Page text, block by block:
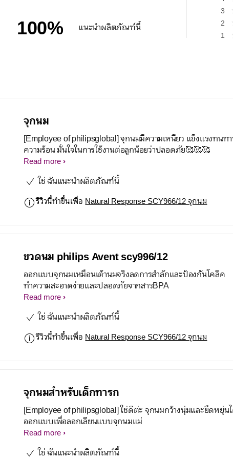
100% แนะนำผลิตภัณฑ์นี้
3
2
1
จุกนม
[Employee of philipsglobal] จุกนมมีความเหนียว แข็งแรงทนท
ความร้อน มั่นใจในการใช้งานต่อลูกน้อยว่าปลอดภัย🥰🥰🥰
Read more
ใช่ ฉันแนะนำผลิตภัณฑ์นี้
รีวิวนี้ทำขึ้นเพื่อNatural Response SCY966/12 จุกนม
ขวดนม philips Avent scy996/12
ออกแบบจุกนมเหมือนเต้านมจริงลดการสำลักและป้องกันโคลิค
ทำความสะอาดง่ายและปลอดภัยจากสารBPA
Read more
ใช่ ฉันแนะนำผลิตภัณฑ์นี้
รีวิวนี้ทำขึ้นเพื่อNatural Response SCY966/12 จุกนม
จุกนมสำหรับเด็กทารก
[Employee of philipsglobal] ใช่ดีต่ะ จุกนมกว้างนุ่มและยืดหยุ่น
ออกแบบเพื่อลอกเลียนแบบจุกนมแม่
Read more
ใช่ ฉันแนะนำผลิตภัณฑ์นี้